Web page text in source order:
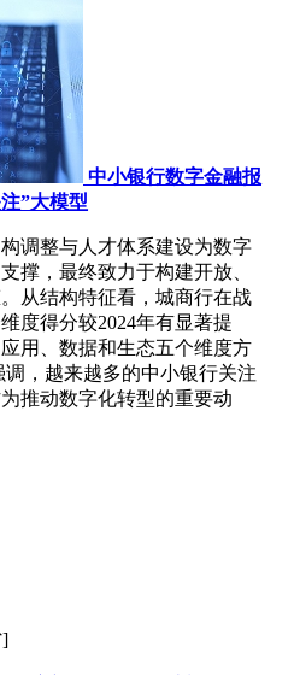
中小银行数字金融报
”大模型
调整与人才体系建设为数字
撑，最终致力于构建开放、
从结构特征看，城商行在战
度得分较2024年有显著提
用、数据和生态五个维度方
，越来越多的中小银行关注
推动数字化转型的重要动
]